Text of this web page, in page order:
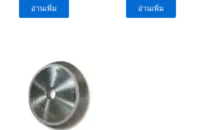
อ่านเพิ่ม อ่านเพิ่ม